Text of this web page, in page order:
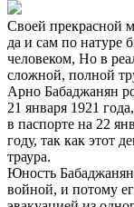
Своей прекрасной
да и сам по натуре
человеком, Но в
сложной, полной
Арно Бабаджанян
21 января 1921
в паспорте на 22
году, так как этот
траура.
Юность
войной, и потому